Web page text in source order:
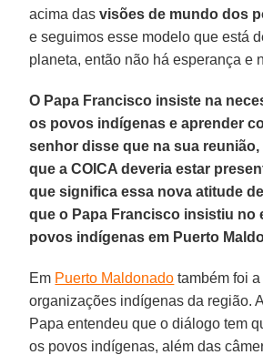
acima das visões de mundo dos
e seguimos esse modelo que está
planeta, então não há esperança e
O Papa Francisco insiste na
os povos indígenas e aprender
senhor disse que na sua reunião,
que a COICA deveria estar
que significa essa nova atitude
que o Papa Francisco insistiu no
povos indígenas em Puerto
Em Puerto Maldonado também foi
organizações indígenas da região.
Papa entendeu que o diálogo tem
os povos indígenas, além das